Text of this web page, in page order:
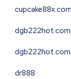
cupcake88x.com
dgb222hot.com
dgb222hot.com
dr888